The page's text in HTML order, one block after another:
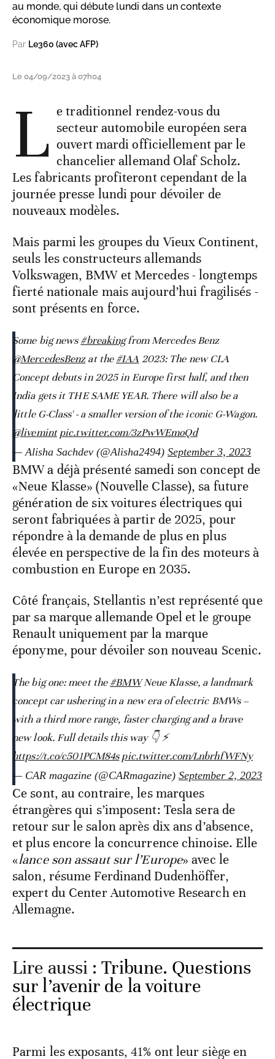
au monde, qui débute lundi dans un contexte
économique morose.
Par Le360 (avec AFP)
Le 04/09/2023 à 07h04
L e traditionnel rendez-vous du
secteur automobile européen sera
ouvert mardi officiellement par le
chancelier allemand Olaf Scholz.
Les fabricants profiteront cependant de la
journée presse lundi pour dévoiler de
nouveaux modèles.
Mais parmi les groupes du Vieux Continent,
seuls les constructeurs allemands
Volkswagen, BMW et Mercedes - longtemps
fierté nationale mais aujourd’hui fragilisés -
sont présents en force.
Some big news#breakingfrom Mercedes Benz
@MercedesBenzat the#IAA2023: The new CLA
Concept debuts in 2025 in Europe first half, and then
India gets it THE SAME YEAR. There will also be a
'little G-Class' - a smaller version of the iconic G-Wagon.
@livemint pic.twitter.com/3zPwWEmoQd
— Alisha Sachdev (@Alisha2494) September 3, 2023
BMW a déjà présenté samedi son concept de
«Neue Klasse» (Nouvelle Classe), sa future
génération de six voitures électriques qui
seront fabriquées à partir de 2025, pour
répondre à la demande de plus en plus
élevée en perspective de la fin des moteurs à
combustion en Europe en 2035.
Côté français, Stellantis n’est représenté que
par sa marque allemande Opel et le groupe
Renault uniquement par la marque
éponyme, pour dévoiler son nouveau Scenic.
The big one: meet the#BMWNeue Klasse, a landmark
concept car ushering in a new era of electric BMWs –
with a third more range, faster charging and a brave
new look. Full details this way 👇 ⚡️
https://t.co/c501PCM84s pic.twitter.com/LnbrhfWFNy
— CAR magazine (@CARmagazine) September 2, 2023
Ce sont, au contraire, les marques
étrangères qui s’imposent: Tesla sera de
retour sur le salon après dix ans d’absence,
et plus encore la concurrence chinoise. Elle
«lance son assaut sur l’Europe» avec le
salon, résume Ferdinand Dudenhöffer,
expert du Center Automotive Research en
Allemagne.
Lire aussi :Tribune. Questions
sur l’avenir de la voiture
électrique
Parmi les exposants, 41% ont leur siège en